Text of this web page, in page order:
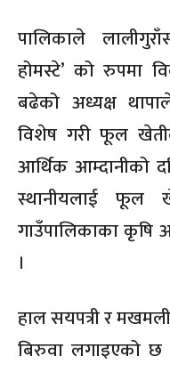
पालिकाले
होमस्टे’ को रुपमा
बढेको अध्यक्ष
विशेष गरी फूल
आर्थिक आम्दानीको
स्थानीयलाई फूल
गाउँपालिकाका
।
हाल सयपत्री र
बिरुवा लगाइएको